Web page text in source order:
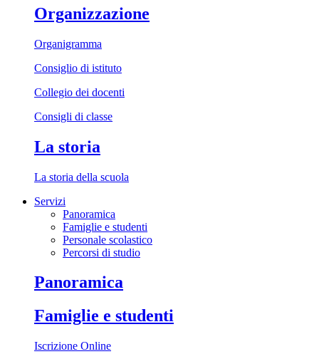
Organizzazione
Organigramma
Consiglio di istituto
Collegio dei docenti
Consigli di classe
La storia
La storia della scuola
Servizi
Panoramica
Famiglie e studenti
Personale scolastico
Percorsi di studio
Panoramica
Famiglie e studenti
Iscrizione Online